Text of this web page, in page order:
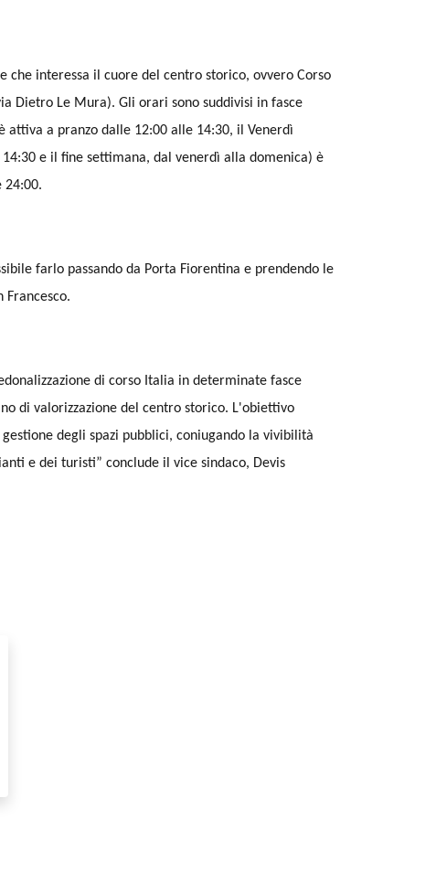
che interessa il cuore del centro storico, ovvero Corso
Dietro Le Mura). Gli orari sono suddivisi in fasce
a pranzo dalle 12:00 alle 14:30, il Venerdì
e il fine settimana, dal venerdì alla domenica) è
24:00.
farlo passando da Porta Fiorentina e prendendo le
di corso Italia in determinate fasce
di valorizzazione del centro storico. L'obiettivo
degli spazi pubblici, coniugando la vivibilità
e dei turisti” conclude il vice sindaco, Devis